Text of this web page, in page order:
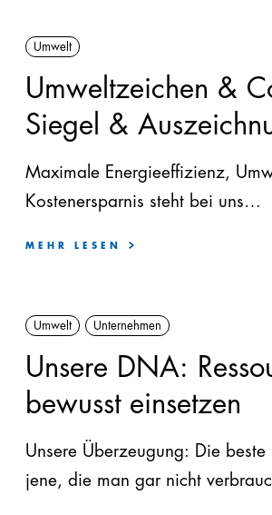
Umwelt
Umweltzeichen &
Siegel &
Maximale Energieeffizienz,
Kostenersparnis steht bei uns
MEHR LESEN
Umwelt Unternehmen
Unsere DNA:
bewusst einsetzen
Unsere Überzeugung: Die beste
jene, die man gar nicht